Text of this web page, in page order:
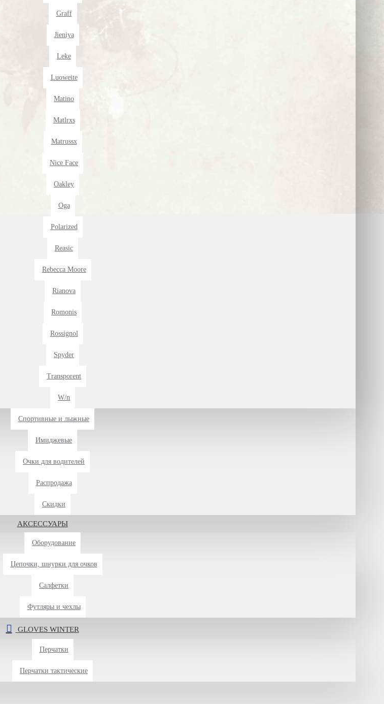
Graff
Jieniya
Leke
Luoweite
Matino
Matlrxs
Matrussx
Nice Face
Oakley
Oga
Polarized
Reasic
Rebecca Moore
Rianova
Romonis
Rossignol
Spyder
Transporent
W/n
Спортивные и лыжные
Имиджевые
Очки для водителей
Распродажа
Скидки
АКСЕССУАРЫ
Оборудование
Цепочки, шнурки для очков
Салфетки
Футляры и чехлы
GLOVES WINTER
Перчатки
Перчатки тактические